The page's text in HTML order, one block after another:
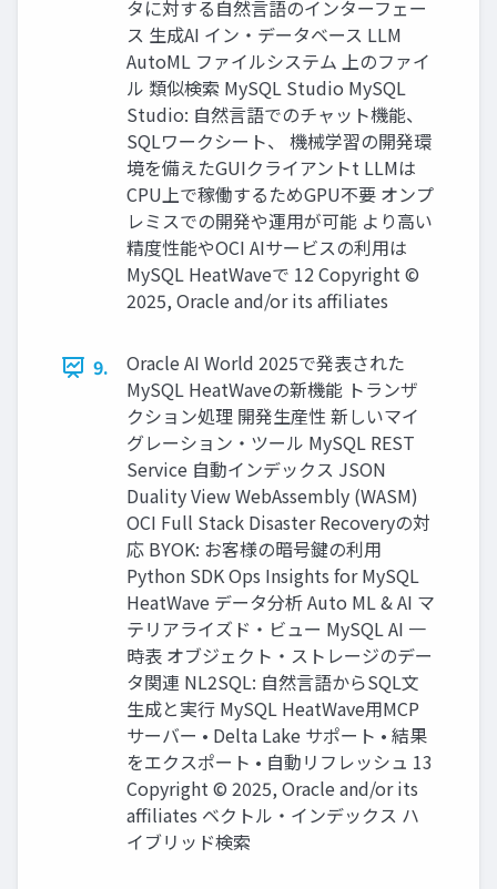
タに対する自然言語のインターフェー
ス 生成AI イン・データベース LLM
AutoML ファイルシステム 上のファイ
ル 類似検索 MySQL Studio MySQL
Studio: 自然言語でのチャット機能、
SQLワークシート、 機械学習の開発環
境を備えたGUIクライアントt LLMは
CPU上で稼働するためGPU不要 オンプ
レミスでの開発や運用が可能 より高い
精度性能やOCI AIサービスの利用は
MySQL HeatWaveで 12 Copyright ©
2025, Oracle and/or its affiliates
9.
Oracle AI World 2025で発表された
MySQL HeatWaveの新機能 トランザ
クション処理 開発生産性 新しいマイ
グレーション・ツール MySQL REST
Service 自動インデックス JSON
Duality View WebAssembly (WASM)
OCI Full Stack Disaster Recoveryの対
応 BYOK: お客様の暗号鍵の利用
Python SDK Ops Insights for MySQL
HeatWave データ分析 Auto ML & AI マ
テリアライズド・ビュー MySQL AI 一
時表 オブジェクト・ストレージのデー
タ関連 NL2SQL: 自然言語からSQL文
生成と実行 MySQL HeatWave用MCP
サーバー • Delta Lake サポート • 結果
をエクスポート • 自動リフレッシュ 13
Copyright © 2025, Oracle and/or its
affiliates ベクトル・インデックス ハ
イブリッド検索